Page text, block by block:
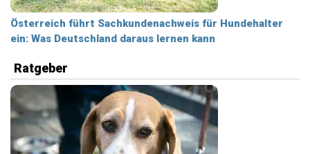
Österreich führt Sachkundenachweis für Hundehalter
ein: Was Deutschland daraus lernen kann
Ratgeber